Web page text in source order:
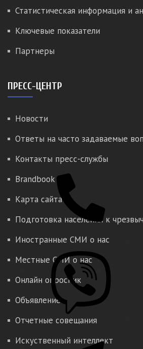
Статистическая информация и
Ключевые показатели
Партнеры
ПРЕСС-ЦЕНТР
Новости
Ответы на часто задаваемые
Контакты пресс-службы
Brandbook
Карта сайта
Подготовка населения к
Иностранные СМИ о нас
Местные СМИ о нас
Онлайн опросник
Объявление
Отчетные совещания
Искуственный интеллект